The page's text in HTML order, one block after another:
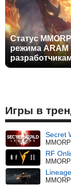
Статус
режима
Игры в
Secret
RF